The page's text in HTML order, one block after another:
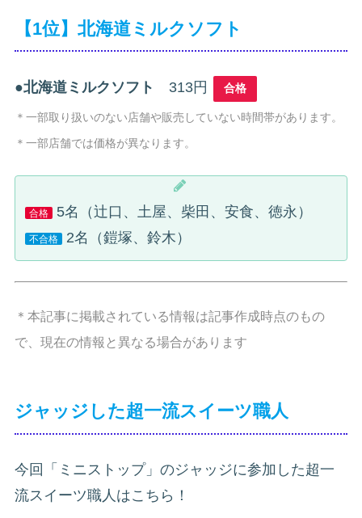
【1位】北海道ミルクソフト
●北海道ミルクソフト 313円 合格
＊一部取り扱いのない店舗や販売していない時間帯があります。
＊一部店舗では価格が異なります。
合格 5名（辻口、土屋、柴田、安食、徳永）
不合格 2名（鎧塚、鈴木）
＊本記事に掲載されている情報は記事作成時点のもの
で、現在の情報と異なる場合があります
ジャッジした超一流スイーツ職人
今回「ミニストップ」のジャッジに参加した超一
流スイーツ職人はこちら！